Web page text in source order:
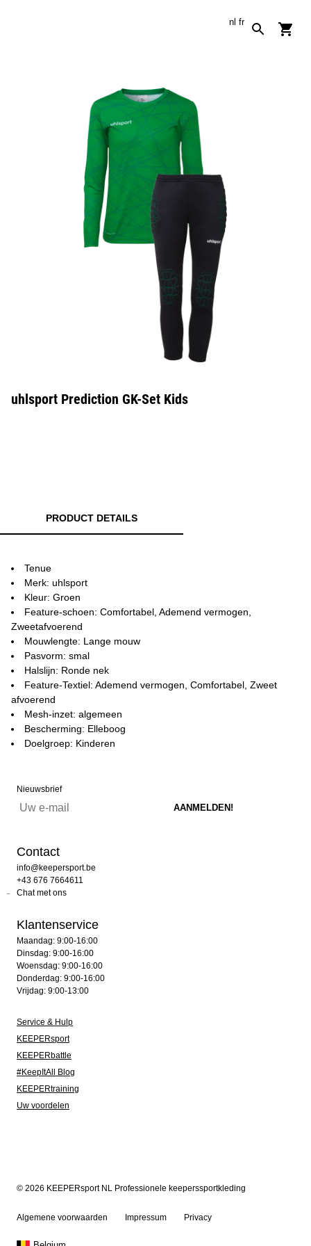
nl fr
uhlsport Prediction GK-Set Kids
PRODUCT DETAILS
Tenue
Merk: uhlsport
Kleur: Groen
Feature-schoen: Comfortabel, Ademend vermogen,
Zweetafvoerend
Mouwlengte: Lange mouw
Pasvorm: smal
Halslijn: Ronde nek
Feature-Textiel: Ademend vermogen, Comfortabel, Zweet
afvoerend
Mesh-inzet: algemeen
Bescherming: Elleboog
Doelgroep: Kinderen
Nieuwsbrief
Contact
info@keepersport.be
+43 676 7664611
Chat met ons
Klantenservice
Maandag: 9:00-16:00
Dinsdag: 9:00-16:00
Woensdag: 9:00-16:00
Donderdag: 9:00-16:00
Vrijdag: 9:00-13:00
Service & Hulp
KEEPERsport
KEEPERbattle
#KeepItAll Blog
KEEPERtraining
Uw voordelen
© 2026 KEEPERsport NL Professionele keeperssportkleding
Algemene voorwaarden Impressum Privacy